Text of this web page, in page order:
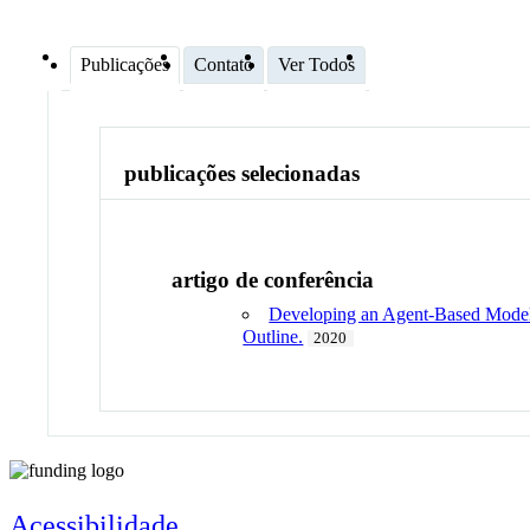
Publicações Contato Ver Todos
publicações selecionadas
artigo de conferência
Developing an Agent-Based
Outline.
2020